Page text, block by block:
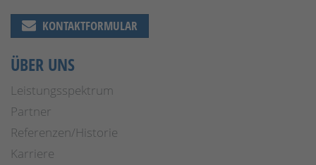
KONTAKTFORMULAR
ÜBER UNS
Leistungsspektrum
Partner
Referenzen/Historie
Karriere